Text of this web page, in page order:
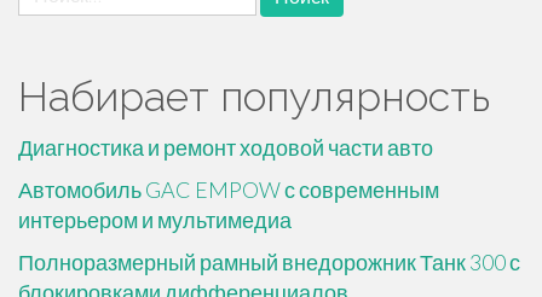
Набирает популярность
Диагностика и ремонт ходовой части авто
Автомобиль GAC EMPOW с современным
интерьером и мультимедиа
Полноразмерный рамный внедорожник Танк 300 с